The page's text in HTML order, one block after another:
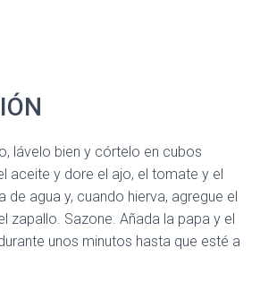
lávelo bien y córtelo en cubos
aceite y dore el ajo, el tomate y el
de agua y, cuando hierva, agregue el
zapallo. Sazone. Añada la papa y el
unos minutos hasta que esté a